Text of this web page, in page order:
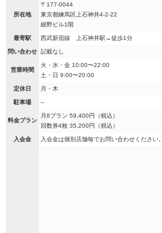
所在地
〒177-0044
東京都練馬区上石神井4-2-22
細野ビル1階
最寄駅 西武新宿線 上石神井駅→徒歩1分
問い合わせ 記載なし
営業時間
火・水・金 10:00〜22:00
土・日 9:00〜20:00
定休日 月・木
駐車場 –
料金プラン
月8プラン 59,400円（税込）
回数券4枚 35,200円（税込）
入会金 入会金は個別店舗毎でお問い合わせください。